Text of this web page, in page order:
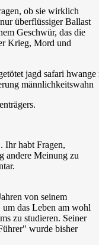
ob sie wirklich
überflüssiger Ballast
Geschwür, das die
Krieg, Mord und
Ihr habt Fragen,
andere Meinung zu
von seinem
das Leben am wohl
zu studieren. Seiner
wurde bisher